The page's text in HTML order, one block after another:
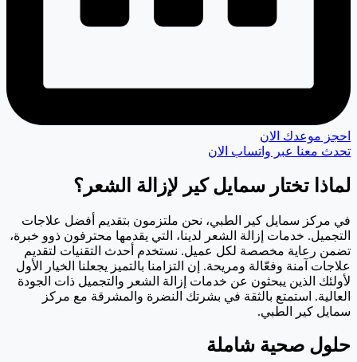
احجز موعدك الان
تحدث معنا عبر واتساب الان
لماذا تختار سمايل كير لإزالة الشعر؟
في مركز سمايل كير الطبي، نحن ملتزمون بتقديم أفضل علاجات
التجميل. خدمات إزالة الشعر لدينا، التي يقدمها محترفون ذوو خبرة،
تضمن رعاية مخصصة لكل عميل. نستخدم أحدث التقنيات لتقديم
علاجات آمنة وفعّالة ومريحة. إن التزامنا بالتميز يجعلنا الخيار الأول
لأولئك الذين يبحثون عن خدمات إزالة الشعر والتجميل ذات الجودة
العالية. استمتع بالثقة في بشرتك النضرة والمشرقة مع مركز
سمايل كير الطبي.
حلول صحية شاملة